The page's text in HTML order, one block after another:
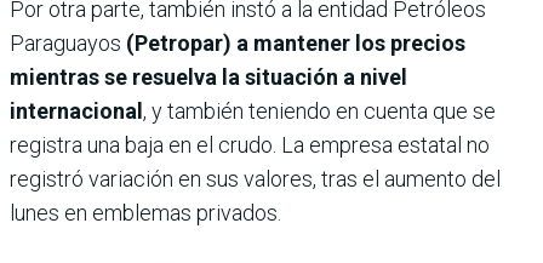
Por otra parte, también instó a la entidad Petróleos
Paraguayos (Petropar) a mantener los precios
mientras se resuelva la situación a nivel
internacional , y también teniendo en cuenta que se
registra una baja en el crudo. La empresa estatal no
registró variación en sus valores, tras el aumento del
lunes en emblemas privados.